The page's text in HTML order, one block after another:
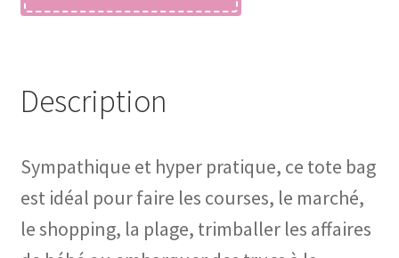
TOTE
Description
Sympathique et hyper pratique, ce tote bag
est idéal pour faire les courses, le marché,
le shopping, la plage, trimballer les affaires